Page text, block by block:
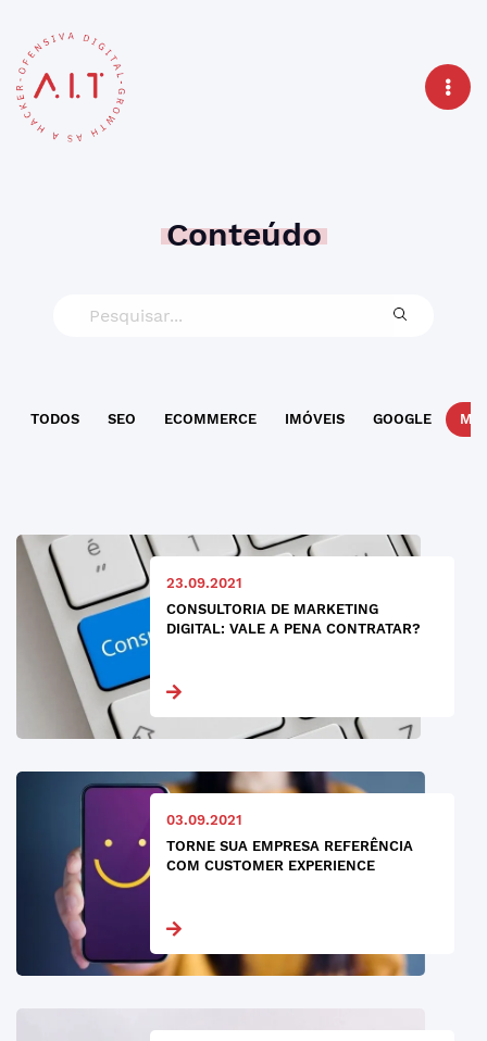
Conteúdo
TODOS SEO ECOMMERCE IMÓVEIS GOOGLE
23.09.2021
CONSULTORIA DE MARKETING
DIGITAL: VALE A PENA CONTRATAR?
03.09.2021
TORNE SUA EMPRESA REFERÊNCIA
COM CUSTOMER EXPERIENCE